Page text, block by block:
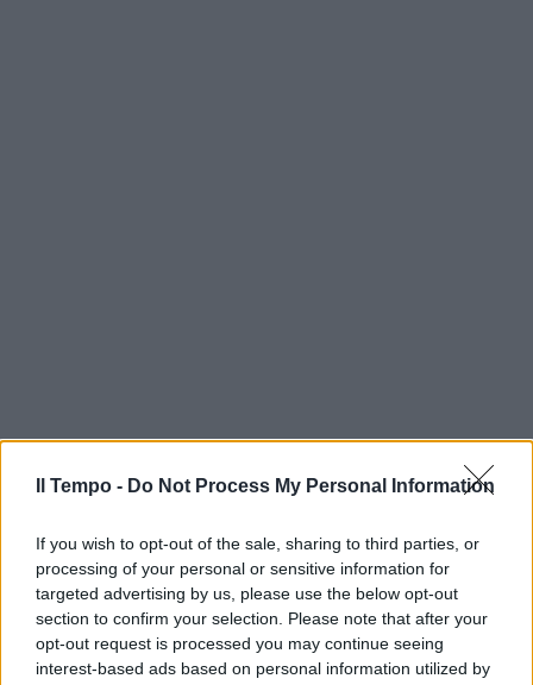
Il Tempo - Do Not Process My Personal Information
If you wish to opt-out of the sale, sharing to third parties, or
processing of your personal or sensitive information for
targeted advertising by us, please use the below opt-out
section to confirm your selection. Please note that after your
opt-out request is processed you may continue seeing
interest-based ads based on personal information utilized by